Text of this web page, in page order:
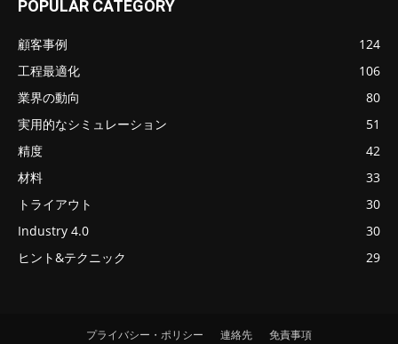
POPULAR CATEGORY
顧客事例
124
工程最適化
106
業界の動向
80
実用的なシミュレーション
51
精度
42
材料
33
トライアウト
30
Industry 4.0
30
ヒント&テクニック
29
プライバシー・ポリシー 連絡先 免責事項